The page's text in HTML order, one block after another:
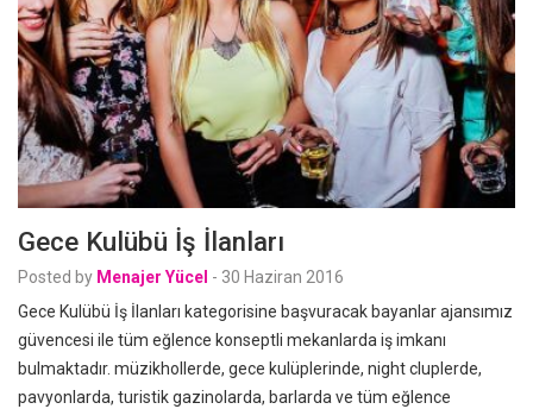
Gece Kulübü İş İlanları
Posted by Menajer Yücel - 30 Haziran 2016
Gece Kulübü İş İlanları kategorisine başvuracak bayanlar ajansımız
güvencesi ile tüm eğlence konseptli mekanlarda iş imkanı
bulmaktadır. müzikhollerde, gece kulüplerinde, night cluplerde,
pavyonlarda, turistik gazinolarda, barlarda ve tüm eğlence